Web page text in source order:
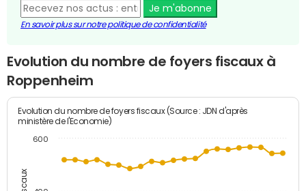
Je m'abonne
En savoir plus sur notre politique de confidentialité
Evolution du nombre de foyers fiscaux à
Roppenheim
Evolution du nombre de foyers fiscaux (Source : JDN d'après
ministère de l'Economie)
600